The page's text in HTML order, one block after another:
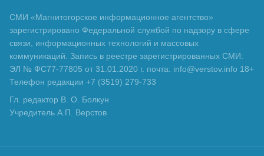
СМИ «Магнитогорское информационное агентство»
зарегистрировано Федеральной службой по надзору в сфере
связи, информационных технологий и массовых
коммуникаций. Запись в реестре зарегистрированных СМИ:
ЭЛ № ФС77-77805 от 31.01.2020 г. почта: info@verstov.info 18+
Телефон редакции +7 (3519) 279-733
Гл. редактор В. О. Болкун
Учредитель А.П. Верстов